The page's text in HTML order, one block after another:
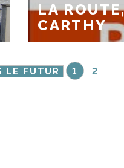
LA
CARTHY
LE FUTUR 1 2